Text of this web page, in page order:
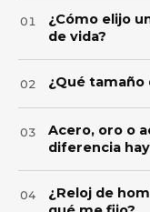
01
¿Cómo elijo
de vida?
colección.
resistencia y
busca líneas
activo, valora
02 ¿Qué tamaño
cómoda: que
y que las asas
buscas
si quieres
03
Acero, oro o
diferencia
lenguaje más
04
¿Reloj de